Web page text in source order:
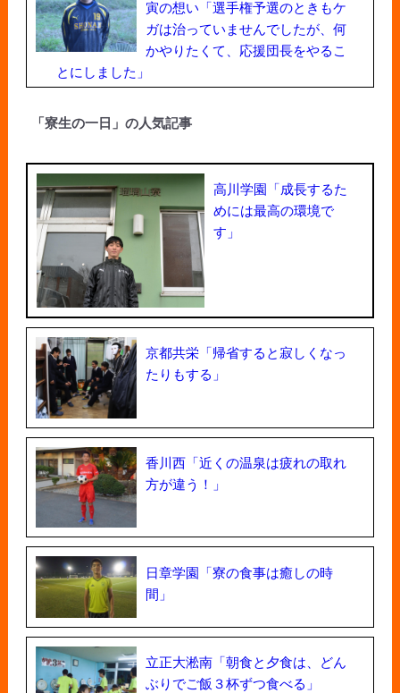
寅の想い「選手権予選のときもケ
ガは治っていませんでしたが、何
かやりたくて、応援団長をやるこ
とにしました」
「寮生の一日」の人気記事
高川学園「成長するた
めには最高の環境で
す」
京都共栄「帰省すると寂しくなっ
たりもする」
香川西「近くの温泉は疲れの取れ
方が違う！」
日章学園「寮の食事は癒しの時
間」
立正大淞南「朝食と夕食は、どん
ぶりでご飯３杯ずつ食べる」